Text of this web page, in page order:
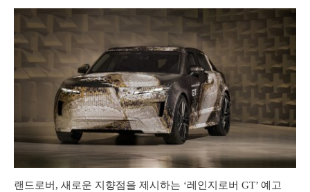
랜드로버, 새로운 지향점을 제시하는 ‘레인지로버 GT’ 예고